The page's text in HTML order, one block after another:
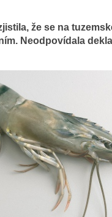
že se na
Neodpovídala